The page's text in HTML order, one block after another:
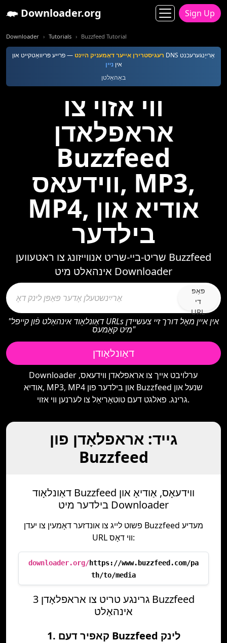
Downloader.org Sign Up
Downloader Tutorials Buzzfeed Tutorial
רעגיסטרירן אייער דאָמעניק הײַנט — פרייע פּריוואַטקייט און DNS אַרייַנגערעכנט
איןנײן
באַהאַלטן
ווי אזוי צו
אראפלאדן
Buzzfeed
ווידעאס, MP3,
MP4, אודיא און
בילדער
שריט-ביי-שריט אנווייזונג צו ראטעווען Buzzfeed
אינהאלט מיט Downloader
פּאַפּ
די
URL
"דאַונלאָוד אינהאַלט פֿון קייפל URLs אין איין מאָל דורך זיי צעשיידן
מיט קאָמעס"
דאַונלאָודן
Downloader ערלויבט אייך צו אראפלאדן ווידעאס,
אודיא, MP3, MP4 און בילדער פון Buzzfeed שנעל און
גרינג. פאלגט דעם טוטאָריאַל צו לערנען ווי אזוי.
גייד: אראפלאָדן פון
Buzzfeed
דאַונלאָוד Buzzfeed ווידעאָס, אַודיאָ און
בילדער מיט Downloader
פשוט לייג צו אונדזער דאָמעין צו יעדן Buzzfeed מעדיע
URL ווי דאָס:
downloader.org/https://www.buzzfeed.com/pa
th/to/media
3 גרינגע טריט צו אראפלאָדן Buzzfeed
אינהאַלט
1. קאפיר דעם Buzzfeed לינק